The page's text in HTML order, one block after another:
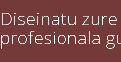
Diseinatu
profesionala